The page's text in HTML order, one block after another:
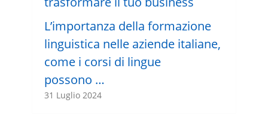
L’importanza della formazione
linguistica nelle aziende italiane,
come i corsi di lingue
possono …
31 Luglio 2024